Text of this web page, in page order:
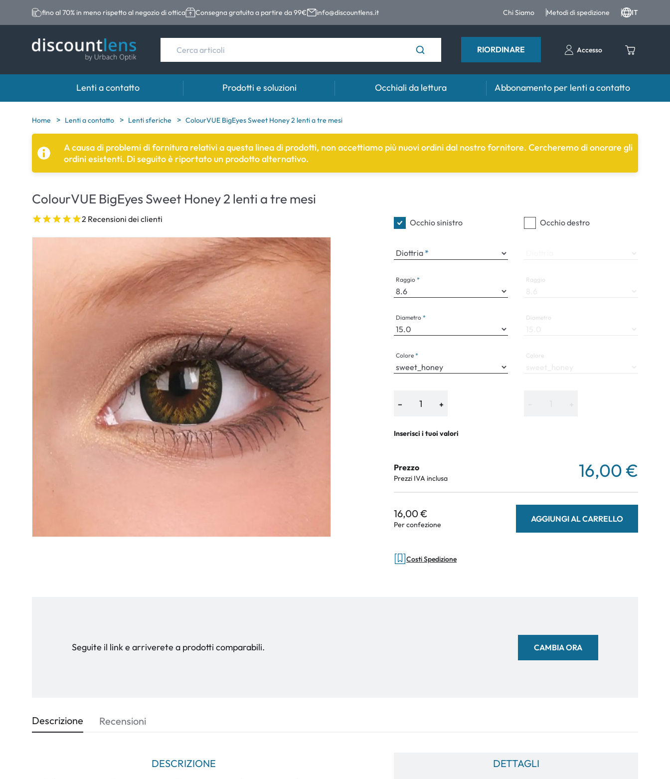
fino al 70% in meno rispetto al negozio di ottica Consegna gratuita a partire da 99€ info@discountlens.it Chi Siamo Metodi di spedizione IT
RIORDINARE Accesso
Lenti a contatto
Marche
Biotrue
MyDay
Dailies
Categoria
Lenti toriche
Tempo di usura
Lenti bisettimanali
Prodotti e soluzioni
Marche
EasySept
AOSEPT
Futuro
Ever Clean Plus
Altre marche
% SALDI %
Soluzioni
Occhiali da lettura Abbonamento per lenti a contatto
Home Lenti a contatto Lenti sferiche ColourVUE BigEyes Sweet Honey 2 lenti a tre mesi
A causa di problemi di fornitura relativi a questa linea di prodotti, non accettiamo più nuovi ordini dal nostro fornitore. Cercheremo di onorare gli
ordini esistenti. Di seguito è riportato un prodotto alternativo.
ColourVUE BigEyes Sweet Honey 2 lenti a tre mesi
2 Recensioni dei clienti Occhio sinistro
Diottria
Raggio
Diametro
Colore
− +
Inserisci i tuoi valori
Occhio destro
Raggio
Diametro
Colore
Prezzo
Prezzi IVA inclusa 16,00 €
16,00 €
Per confezione
AGGIUNGI AL CARRELLO
Costi Spedizione
Seguite il link e arriverete a prodotti comparabili. CAMBIA ORA
Descrizione
DESCRIZIONE DETTAGLI
Recensioni